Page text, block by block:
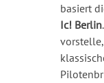
basiert
Ic! Berlin